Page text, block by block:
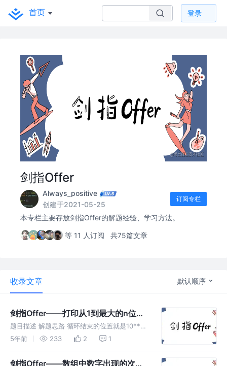
首页 登录
剑指Offer
Always_positive
创建于2021-05-25
订阅专栏
本专栏主要存放剑指Offer的解题经验、学习方法。
等 11 人订阅 共75篇文章
收录文章 默认顺序
剑指Offer——打印从1到最大的n位数
（JS实现）
题目描述 解题思路 循环结束的位置就是10**位
数 -1 从1开始循环到指定位置即可。 解题代码
5年前 233 2 1
剑指Offer——数组中数字出现的次数